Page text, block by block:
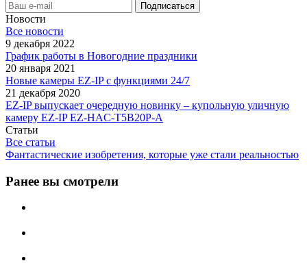
Новости
Все новости
9 декабря 2022
График работы в Новогодние праздники
20 января 2021
Новые камеры EZ-IP с функциями 24/7
21 декабря 2020
EZ-IP выпускает очередную новинку – купольную уличную
камеру EZ-IP EZ-HAC-T5B20P-A
Статьи
Все статьи
Фантастические изобретения, которые уже стали реальностью
Ранее вы смотрели